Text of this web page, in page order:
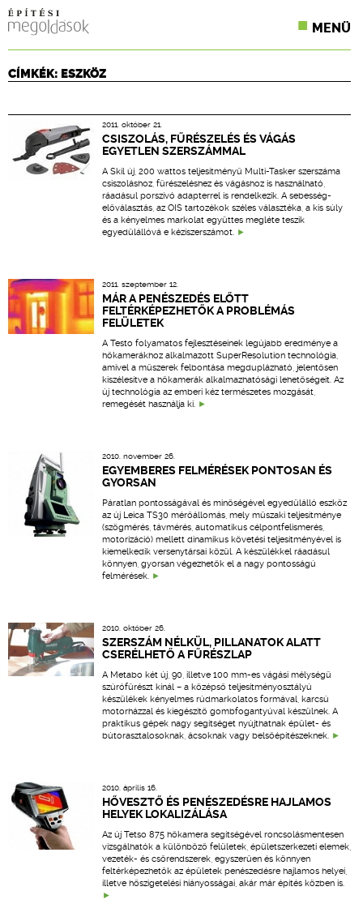
MENÜ
CPR TERMÉKKIÍRÁS
ÉPÍTÉSI JOG
ONLINE KÉPZÉSEK
TERVEZÉSI SEGÉDLETEK
CÍMKÉK: ESZKÖZ
2011. október 21.
CSISZOLÁS, FŰRÉSZELÉS ÉS VÁGÁS
EGYETLEN SZERSZÁMMAL
A Skil új, 200 wattos teljesítményű Multi-Tasker szerszáma
csiszoláshoz, fűrészeléshez és vágáshoz is használható,
ráadásul porszívó adapterrel is rendelkezik. A sebesség-
előválasztás, az OIS tartozékok széles választéka, a kis súly
és a kényelmes markolat együttes megléte teszik
egyedülállóvá e kéziszerszámot.
2011. szeptember 12.
MÁR A PENÉSZEDÉS ELŐTT
FELTÉRKÉPEZHETŐK A PROBLÉMÁS
FELÜLETEK
A Testo folyamatos fejlesztéseinek legújabb eredménye a
hőkamerákhoz alkalmazott SuperResolution technológia,
amivel a műszerek felbontása megduplázható, jelentősen
kiszélesítve a hőkamerák alkalmazhatósági lehetőségeit. Az
új technológia az emberi kéz természetes mozgását,
remegését használja ki.
2010. november 26.
EGYEMBERES FELMÉRÉSEK PONTOSAN ÉS
GYORSAN
Páratlan pontosságával és minőségével egyedülálló eszköz
az új Leica TS30 mérőállomás, mely műszaki teljesítménye
(szögmérés, távmérés, automatikus célpontfelismerés,
motorizáció) mellett dinamikus követési teljesítményével is
kiemelkedik versenytársai közül. A készülékkel ráadásul
könnyen, gyorsan végezhetők el a nagy pontosságú
felmérések.
2010. október 26.
SZERSZÁM NÉLKÜL, PILLANATOK ALATT
CSERÉLHETŐ A FŰRÉSZLAP
A Metabo két új, 90, illetve 100 mm-es vágási mélységű
szúrófűrészt kínál – a középső teljesítményosztályú
készülékek kényelmes rúdmarkolatos formával, karcsú
motorházzal és kiegészítő gombfogantyúval készülnek. A
praktikus gépek nagy segítséget nyújthatnak épület- és
bútorasztalosoknak, ácsoknak vagy belsőépítészeknek.
2010. április 16.
HŐVESZTŐ ÉS PENÉSZEDÉSRE HAJLAMOS
HELYEK LOKALIZÁLÁSA
Az új Tetso 875 hőkamera segítségével roncsolásmentesen
vizsgálhatók a különböző felületek, épületszerkezeti elemek,
vezeték- és csőrendszerek, egyszerűen és könnyen
feltérképezhetők az épületek penészedésre hajlamos helyei,
illetve hőszigetelési hiányosságai, akár már építés közben is.